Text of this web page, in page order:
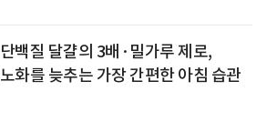
단백질 달걀의 3배·밀가루 제로,
노화를 늦추는 가장 간편한 아침 습관